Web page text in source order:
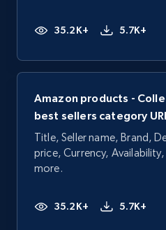
35.2K+ 5.7K+
Amazon products -
best sellers category
Title, Seller name, Brand,
price, Currency,
more.
35.2K+ 5.7K+